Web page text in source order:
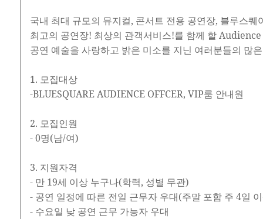
국내 최대 규모의 뮤지컬, 콘서트 전용 공연장, 블루스퀘
최고의 공연장! 최상의 관객서비스!를 함께 할
공연 예술을 사랑하고 밝은 미소를 지닌 여러분들의 많
1. 모집대상
-BLUESQUARE AUDIENCE OFFCER, VIP룸 안내원
2. 모집인원
- 0명(남/여)
3. 지원자격
- 만 19세 이상 누구나(학력, 성별 무관)
- 공연 일정에 따른 전일 근무자 우대(주말 포함 주 4일
- 수요일 낮 공연 근무 가능자 우대